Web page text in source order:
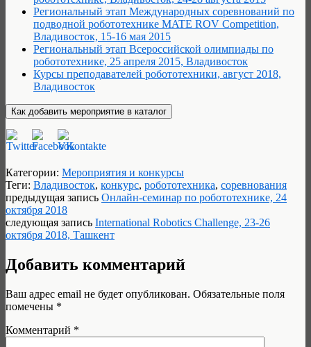
Региональный этап Международных соревнований по
подводной робототехнике MATE ROV Competition,
Владивосток, 15-16 мая 2015
Региональный этап Всероссийской олимпиады по
робототехнике, 25 апреля 2015, Владивосток
Курсы преподавателей робототехники, август 2018,
Владивосток
Категории: Мероприятия и конкурсы
Теги: Владивосток, конкурс, робототехника, соревнования
предыдущая запись Онлайн-семинар по робототехнике, 24
октября 2018
следующая запись International Robotics Challenge, 23-26
октября 2018, Ташкент
Добавить комментарий
Ваш адрес email не будет опубликован. Обязательные поля
помечены *
Комментарий *